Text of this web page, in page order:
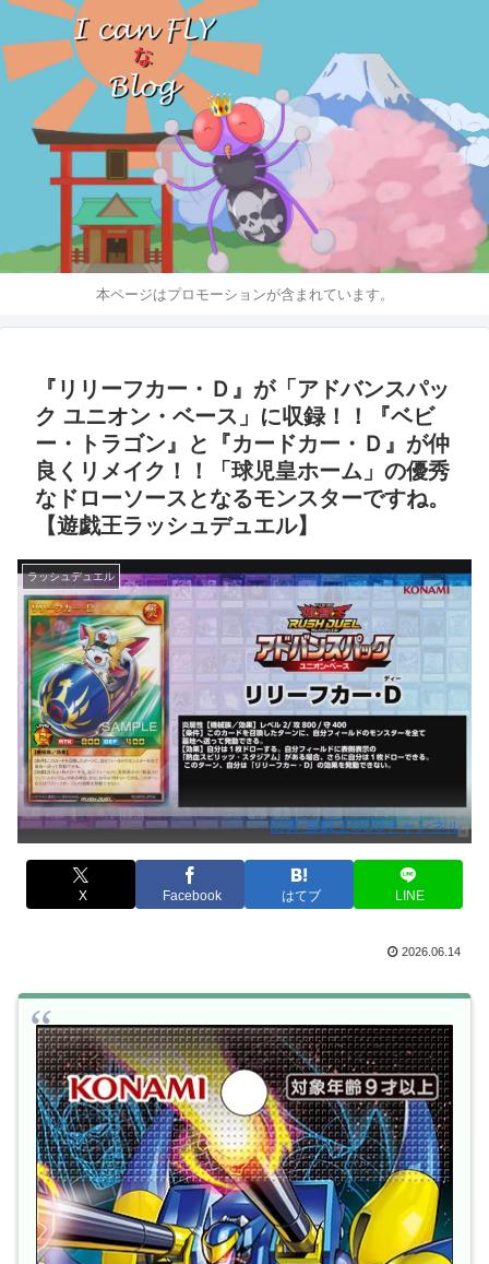
本ページはプロモーションが含まれています。
『リリーフカー・Ｄ』が「アドバンスパッ
ク ユニオン・ベース」に収録！！『ベビ
ー・トラゴン』と『カードカー・Ｄ』が仲
良くリメイク！！「球児皇ホーム」の優秀
なドローソースとなるモンスターですね。
【遊戯王ラッシュデュエル】
ラッシュデュエル
出典:遊戯王OCGチャンネル
X Facebook はてブ LINE
2026.06.14